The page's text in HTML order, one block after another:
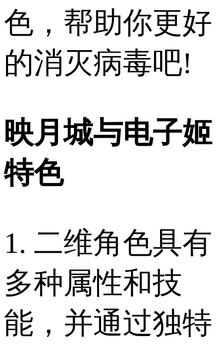
色，帮助你更好
的消灭病毒吧!
映月城与电子姬
特色
1. 二维角色具有
多种属性和技
能，并通过独特